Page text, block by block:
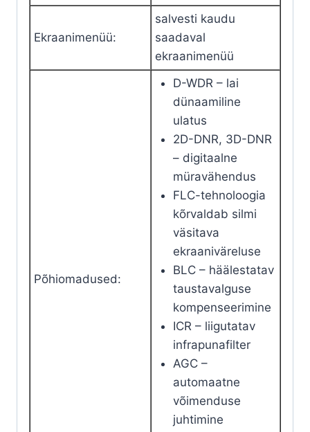
Ekraanimenüü:
salvesti kaudu
saadaval
ekraanimenüü
Põhiomadused:
D-WDR – lai
dünaamiline
ulatus
2D-DNR, 3D-DNR
– digitaalne
müravähendus
FLC-tehnoloogia
kõrvaldab silmi
väsitava
ekraaniväreluse
BLC – häälestatav
taustavalguse
kompenseerimine
ICR – liigutatav
infrapunafilter
AGC –
automaatne
võimenduse
juhtimine